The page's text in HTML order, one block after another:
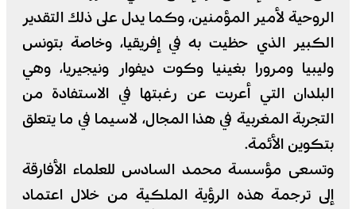
الروحية لأمير المؤمنين، وكما يدل على ذلك التقدير
الكبير الذي حظيت به في إفريقيا، وخاصة بتونس
وليبيا ومرورا بغينيا وكوت ديفوار ونيجيريا، وهي
البلدان التي أعربت عن رغبتها في الاستفادة من
التجربة المغربية في هذا المجال، لاسيما في ما يتعلق
بتكوين الأئمة.
وتسعى مؤسسة محمد السادس للعلماء الأفارقة
إلى ترجمة هذه الرؤية الملكية من خلال اعتماد